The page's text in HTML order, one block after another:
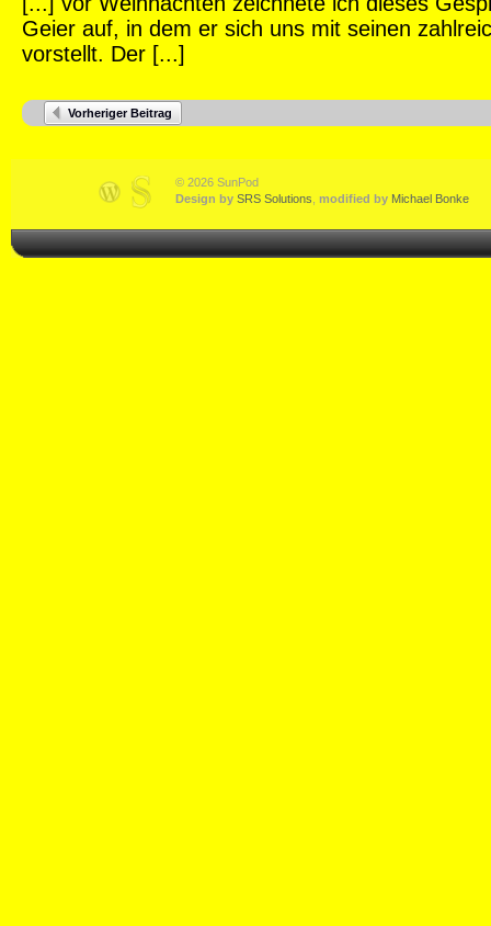
Geier auf, in dem er sich uns mit seinen
vorstellt. Der [...]
Vorheriger Beitrag
© 2026 SunPod
Design by SRS Solutions modified by Michael Bonke